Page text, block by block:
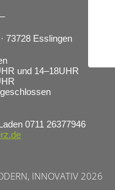
73728 Esslingen
und 14–18UHR
0711 26377946
INNOVATIV 2026